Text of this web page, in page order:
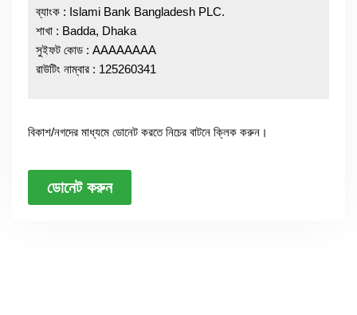
ব্যাংক : Islami Bank Bangladesh PLC.
শাখা : Badda, Dhaka
সুইফট কোড : AAAAAAAA
রাউটিং নাম্বার : 125260341
বিকাশ/নগদের মাধ্যমে ডোনেট করতে নিচের বাটনে ক্লিক করুন।
ডোনেট করুন